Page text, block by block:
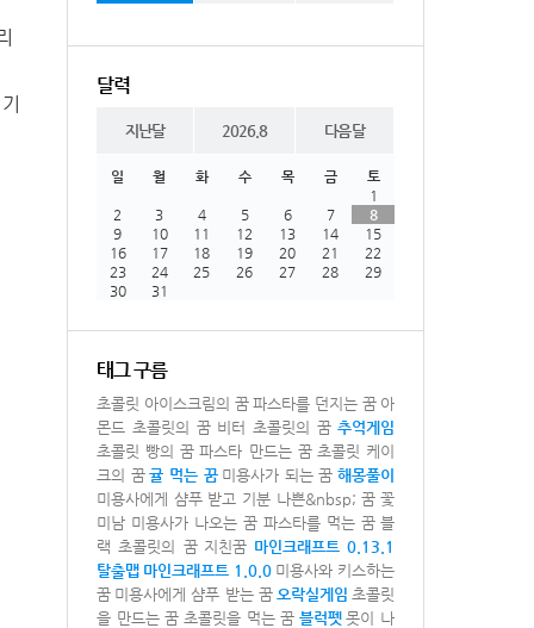
달력
지난달 2026.8 다음달
일 월 화 수 목 금
토
1
2
3 4 5 6 7
8
9
10 11 12 13 14
15
16
17 18 19 20 21
22
23
24 25 26 27 28
29
30
31
태그 구름
초콜릿 아이스크림의 꿈 파스타를 던지는 꿈 아
몬드 초콜릿의 꿈 비터 초콜릿의 꿈 추억게임
초콜릿 빵의 꿈 파스타 만드는 꿈 초콜릿 케이
크의 꿈 귤 먹는 꿈 미용사가 되는 꿈 해몽풀이
미용사에게 샴푸 받고 기분 나쁜&nbsp; 꿈 꽃
미남 미용사가 나오는 꿈 파스타를 먹는 꿈 블
랙 초콜릿의 꿈 지친꿈 마인크래프트 0.13.1
탈출맵 마인크래프트 1.0.0 미용사와 키스하는
꿈 미용사에게 샴푸 받는 꿈 오락실게임 초콜릿
을 만드는 꿈 초콜릿을 먹는 꿈 블럭펫 못이 나